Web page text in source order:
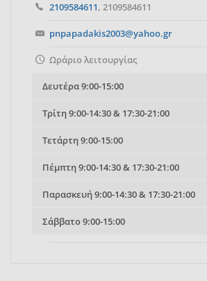
2109584611, 2109584611
pnpapadakis2003@yahoo.gr
Ωράριο λειτουργίας
Δευτέρα9:00-15:00
Τρίτη9:00-14:30 & 17:30-21:00
Τετάρτη9:00-15:00
Πέμπτη9:00-14:30 & 17:30-21:00
Παρασκευή9:00-14:30 & 17:30-21:00
Σάββατο9:00-15:00